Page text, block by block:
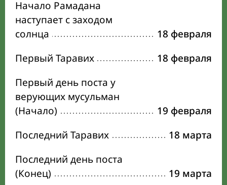
Начало Рамадана
наступает с заходом
солнца
18 февраля
Первый Таравих
18 февраля
Первый день поста у
верующих мусульман
(Начало)
19 февраля
Последний Таравих
18 марта
Последний день поста
(Конец)
19 марта